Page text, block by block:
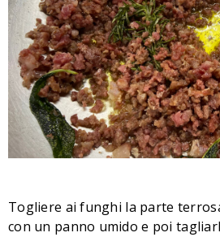
Togliere ai funghi la parte
con un panno umido e poi